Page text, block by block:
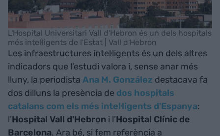
L'Hospital Universitari Vall d'Hebron és un dels hospitals
més intel·ligents de l'Estat | Vall d'Hebron
Les infraestructures intel·ligents és un dels altres
indicadors que l’estudi valora i, sense anar més
lluny, la periodista Ana M. González destacava fa
dos dilluns la presència de dos hospitals
catalans com els més intel·ligents d'Espanya:
l’Hospital Vall d'Hebron i l’Hospital Clínic de
Barcelona. Ara bé, si fem referència a